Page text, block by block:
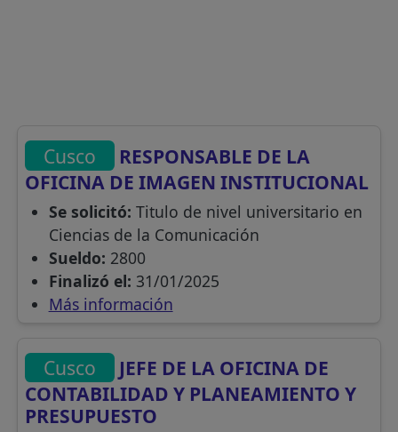
Cusco
RESPONSABLE DE LA
OFICINA DE IMAGEN INSTITUCIONAL
Se solicitó: Titulo de nivel universitario en
Ciencias de la Comunicación
Sueldo: 2800
Finalizó el: 31/01/2025
Más información
Cusco
JEFE DE LA OFICINA DE
CONTABILIDAD Y PLANEAMIENTO Y
PRESUPUESTO